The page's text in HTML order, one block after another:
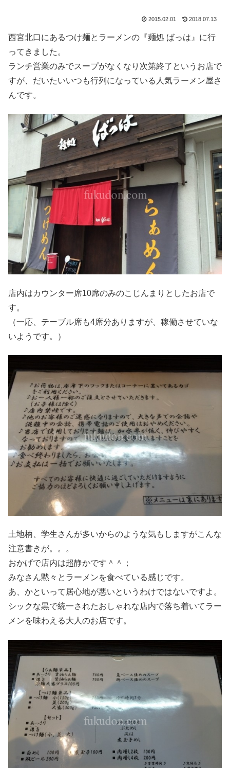
2015.02.01 2018.07.13
西宮北口にあるつけ麺とラーメンの『麺処 ばっは』に行
ってきました。
ランチ営業のみでスープがなくなり次第終了というお店で
すが、だいたいいつも行列になっている人気ラーメン屋さ
んです。
店内はカウンター席10席のみのこじんまりとしたお店で
す。
（一応、テーブル席も4席分ありますが、稼働させていな
いようです。）
土地柄、学生さんが多いからのような気もしますがこんな
注意書きが。。。
おかげで店内は超静かです＾＾；
みなさん黙々とラーメンを食べている感じです。
あ、かといって居心地が悪いというわけではないですよ。
シックな黒で統一されたおしゃれな店内で落ち着いてラー
メンを味わえる大人のお店です。